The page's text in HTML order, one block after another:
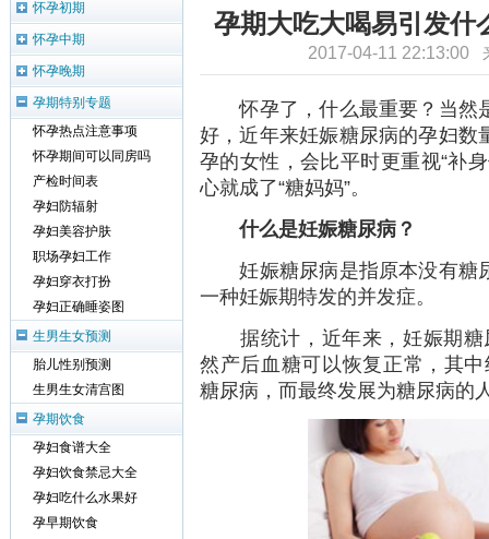
孕期大吃大喝易引发什
2017-04-11 22:13:00
怀孕了，什么最重要？当然
好，近年来妊娠糖尿病的孕妇数
孕的女性，会比平时更重视“补
心就成了“糖妈妈”。
什么是妊娠糖尿病？
妊娠糖尿病是指原本没有糖
一种妊娠期特发的并发症。
据统计，近年来，妊娠期糖
然产后血糖可以恢复正常，其
糖尿病，而最终发展为糖尿病的
怀孕初期
怀孕中期
怀孕晚期
孕期特别专题
怀孕热点注意事项
怀孕期间可以同房吗
产检时间表
孕妇防辐射
孕妇美容护肤
职场孕妇工作
孕妇穿衣打扮
孕妇正确睡姿图
生男生女预测
胎儿性别预测
生男生女清宫图
孕期饮食
孕妇食谱大全
孕妇饮食禁忌大全
孕妇吃什么水果好
孕早期饮食